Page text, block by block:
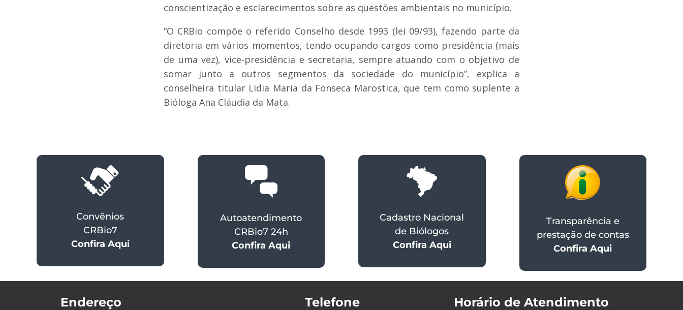
conscientização e esclarecimentos sobre as questões ambientais no município.
“O CRBio compõe o referido Conselho desde 1993 (lei 09/93), fazendo parte da
diretoria em vários momentos, tendo ocupando cargos como presidência (mais
de uma vez), vice-presidência e secretaria, sempre atuando com o objetivo de
somar junto a outros segmentos da sociedade do município”, explica a
conselheira titular Lidia Maria da Fonseca Marostica, que tem como suplente a
Bióloga Ana Cláudia da Mata.
Convênios
CRBio7
Confira Aqui
Autoatendimento
CRBio7 24h
Confira Aqui
Cadastro Nacional
de Biólogos
Confira Aqui
Transparência e
prestação de contas
Confira Aqui
Endereço Telefone Horário de Atendimento